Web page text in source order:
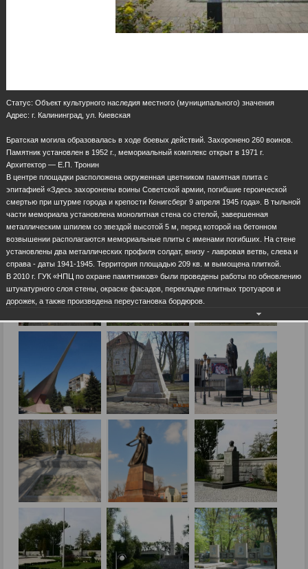
Статус: Объект культурного наследия местного (муниципального) значения
Адрес: г. Калининград, ул. Киевская
Братская могила образовалась в ходе боевых действий. Захоронено 260 воинов.
Памятник установлен в 1952 г., мемориальный комплекс открыт в 1971 г.
Архитектор — Е.П. Тронин
В центре площадки расположена окруженная цветником памятная плита с
эпитафией «Здесь захоронены воины Советской армии, погибшие героической
смертью при штурме города и крепости Кенигсберг 9 апреля 1945 года». В тыльной
части мемориала установлена монолитная стена со стелой, завершенная
металлическим шпилем со звездой высотой 5 м, перед которой на бетонном
возвышении располагаются мемориальные плиты с именами погибших. На стене
установлены два металлических профиля солдат, внизу - лавровая ветвь, слева и
справа - даты 1941-1945. Территория площадью 209 кв. м вымощена плиткой.
В 2010 г. ГУК «НПЦ по охране памятников» были проведены работы по обновлению
штукатурного слоя стены, окраске фасадов, перекладке плитных тротуаров и
дорожек, а также произведена переустановка бордюров.